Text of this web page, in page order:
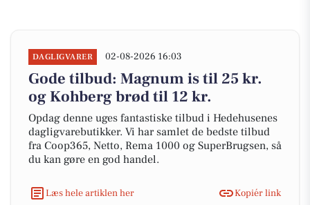
DAGLIGVARER 02-08-2026 16:03
Gode tilbud: Magnum is til 25 kr.
og Kohberg brød til 12 kr.
Opdag denne uges fantastiske tilbud i Hedehusenes
dagligvarebutikker. Vi har samlet de bedste tilbud
fra Coop365, Netto, Rema 1000 og SuperBrugsen, så
du kan gøre en god handel.
Læs hele artiklen her Kopiér link